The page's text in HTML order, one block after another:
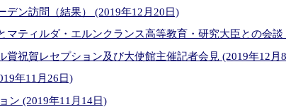
デン訪問（結果） (2019年12月20日)
マティルダ・エルンクランス高等教育・研究大臣との会談
賞祝賀レセプション及び大使館主催記者会見 (2019年12月
年11月26日)
ン (2019年11月14日)